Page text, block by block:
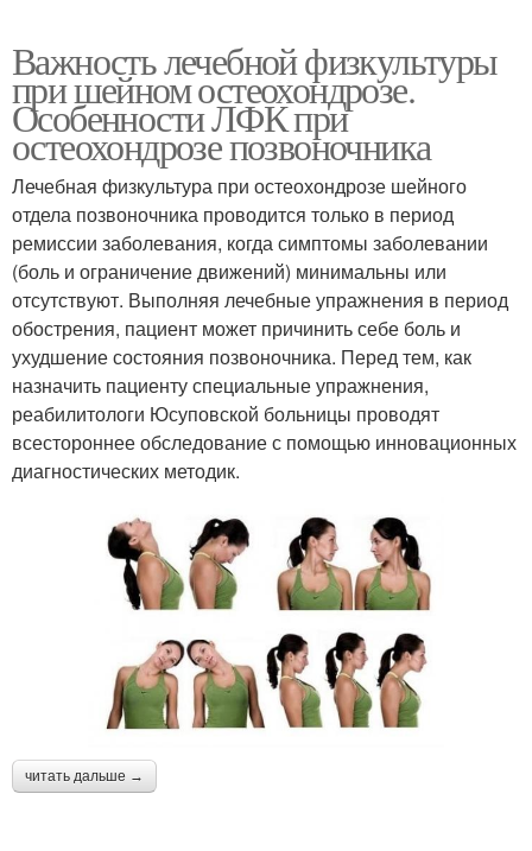
Важность лечебной физкультуры
при шейном остеохондрозе.
Особенности ЛФК при
остеохондрозе позвоночника
Лечебная физкультура при остеохондрозе шейного
отдела позвоночника проводится только в период
ремиссии заболевания, когда симптомы заболевании
(боль и ограничение движений) минимальны или
отсутствуют. Выполняя лечебные упражнения в период
обострения, пациент может причинить себе боль и
ухудшение состояния позвоночника. Перед тем, как
назначить пациенту специальные упражнения,
реабилитологи Юсуповской больницы проводят
всестороннее обследование с помощью инновационных
диагностических методик.
читать дальше →